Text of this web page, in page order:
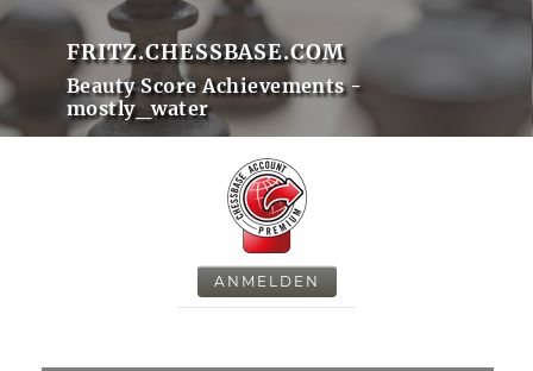
FRITZ.CHESSBASE.COM
Beauty Score Achievements -
mostly_water
ANMELDEN